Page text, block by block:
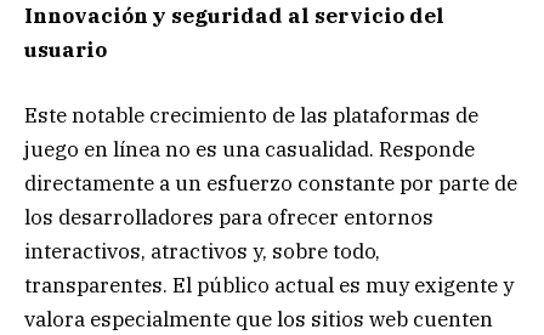
Innovación y seguridad al servicio del
usuario
Este notable crecimiento de las plataformas de
juego en línea no es una casualidad. Responde
directamente a un esfuerzo constante por parte de
los desarrolladores para ofrecer entornos
interactivos, atractivos y, sobre todo,
transparentes. El público actual es muy exigente y
valora especialmente que los sitios web cuenten